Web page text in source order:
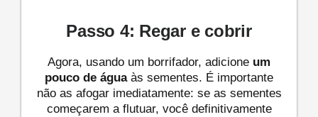
Passo 4: Regar e cobrir
Agora, usando um borrifador, adicione um
pouco de águaàs sementes. É importante
não as afogar imediatamente: se as sementes
começarem a flutuar, você definitivamente